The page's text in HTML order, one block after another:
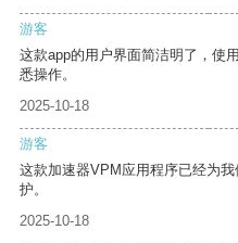
游客
这款app的用户界面简洁明了，使
悉操作。
2025-10-18
游客
这款加速器VPM应用程序已经为
护。
2025-10-18